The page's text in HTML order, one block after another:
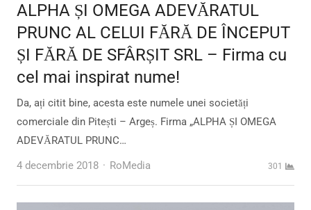
ALPHA ȘI OMEGA ADEVĂRATUL
PRUNC AL CELUI FĂRĂ DE ÎNCEPUT
ȘI FĂRĂ DE SFÂRȘIT SRL – Firma cu
cel mai inspirat nume!
Da, ați citit bine, acesta este numele unei societăți
comerciale din Pitești – Argeș. Firma „ALPHA ȘI OMEGA
ADEVĂRATUL PRUNC…
4 decembrie 2018
Author
RoMedia 301